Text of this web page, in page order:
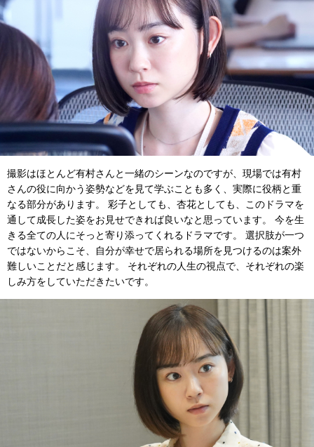
撮影はほとんど有村さんと一緒のシーンなのですが、現場では有村
さんの役に向かう姿勢などを見て学ぶことも多く、実際に役柄と重
なる部分があります。 彩子としても、杏花としても、このドラマを
通して成長した姿をお見せできれば良いなと思っています。 今を生
きる全ての人にそっと寄り添ってくれるドラマです。 選択肢が一つ
ではないからこそ、自分が幸せで居られる場所を見つけるのは案外
難しいことだと感じます。 それぞれの人生の視点で、それぞれの楽
しみ方をしていただきたいです。